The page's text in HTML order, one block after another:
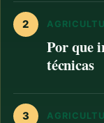
2
Por que
técnicas
3